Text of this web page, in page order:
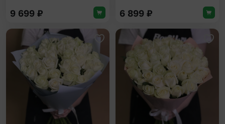
9 699 ₽ 6 899 ₽
Добавить в избранное